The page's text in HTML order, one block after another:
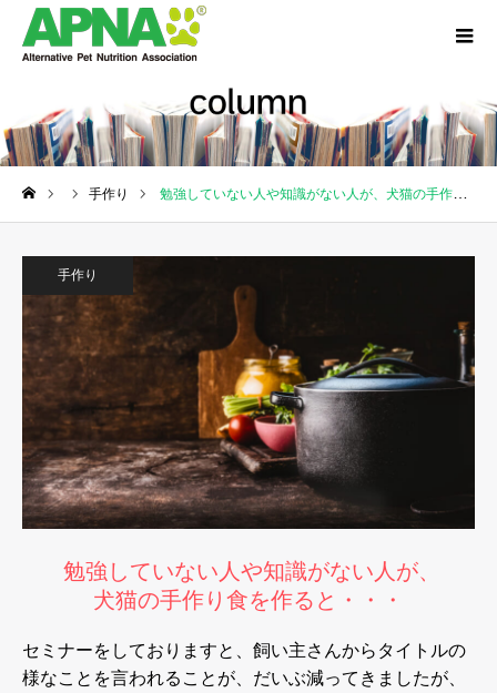
手作り 勉強していない人や知識がない人が、犬猫の手作り食を作ると・・・
手作り
勉強していない人や知識がない人が、
犬猫の手作り食を作ると・・・
セミナーをしておりますと、飼い主さんからタイトルの
様なことを言われることが、だいぶ減ってきましたが、